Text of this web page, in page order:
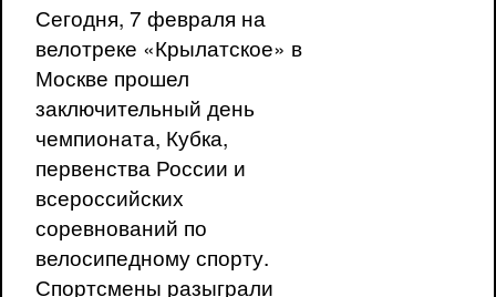
Сегодня, 7 февраля на
велотреке «Крылатское» в
Москве прошел
заключительный день
чемпионата, Кубка,
первенства России и
всероссийских
соревнований по
велосипедному спорту.
Спортсмены разыграли